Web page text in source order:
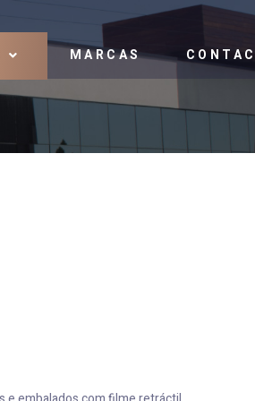
MARCAS
de 6 mm em ambas as faces e com